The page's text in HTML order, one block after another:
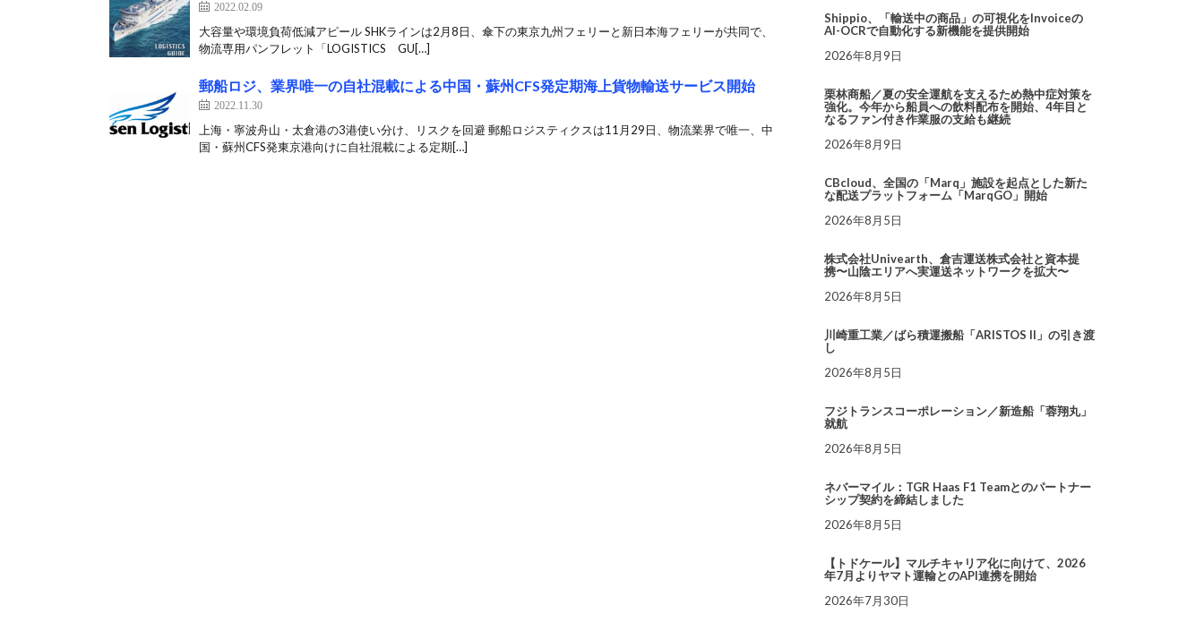
2022.02.09
大容量や環境負荷低減アピール SHKラインは2月8日、傘下の東京九州フェリーと新日本海フェリーが共同で、
物流専用パンフレット「LOGISTICS GU[…]
郵船ロジ、業界唯一の自社混載による中国・蘇州CFS発定期海上貨物輸送サービス開始
2022.11.30
上海・寧波舟山・太倉港の3港使い分け、リスクを回避 郵船ロジスティクスは11月29日、物流業界で唯一、中
国・蘇州CFS発東京港向けに自社混載による定期[…]
Shippio、「輸送中の商品」の可視化をInvoiceの
AI-OCRで自動化する新機能を提供開始
2026年8月9日
栗林商船／夏の安全運航を支えるため熱中症対策を
強化。今年から船員への飲料配布を開始、4年目と
なるファン付き作業服の支給も継続
2026年8月9日
CBcloud、全国の「Marq」施設を起点とした新た
な配送プラットフォーム「MarqGO」開始
2026年8月5日
株式会社Univearth、倉吉運送株式会社と資本提
携〜山陰エリアへ実運送ネットワークを拡大〜
2026年8月5日
川崎重工業／ばら積運搬船「ARISTOS II」の引き渡
し
2026年8月5日
フジトランスコーポレーション／新造船「蓉翔丸」
就航
2026年8月5日
ネバーマイル：TGR Haas F1 Teamとのパートナー
シップ契約を締結しました
2026年8月5日
【トドケール】マルチキャリア化に向けて、2026
年7月よりヤマト運輸とのAPI連携を開始
2026年7月30日